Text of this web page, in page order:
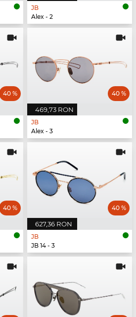
JB
Alex - 2
40 %
469,73 RON
40 %
JB
Alex - 3
40 %
627,36 RON
40 %
JB
JB 14 - 3